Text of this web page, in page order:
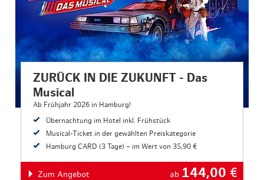
ZURÜCK IN DIE ZUKUNFT - Das
Musical
Ab Frühjahr 2026 in Hamburg!
Übernachtung im Hotel inkl. Frühstück
Musical-Ticket in der gewählten Preiskategorie
Hamburg CARD (3 Tage) – im Wert von 35,90 €
Zum Angebot ab 144,00 €